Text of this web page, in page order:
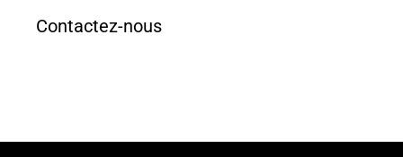
Contactez-nous